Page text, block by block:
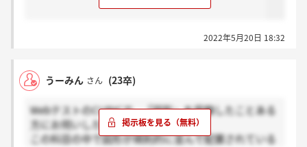
2022年5月20日 18:32
うーみん さん (23卒)
WebテストのCUBICで、「図形」を受験したことある
方にお伺いしたいです。
この科目の中で図形が規則的に並んで配置されている